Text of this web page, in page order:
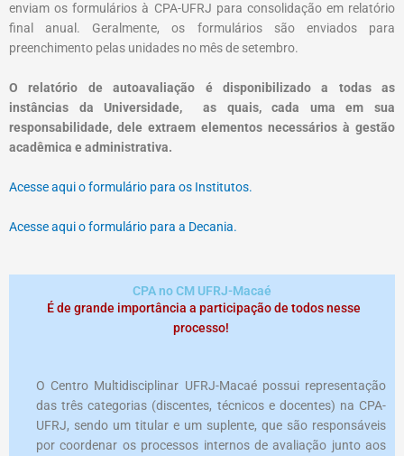
enviam os formulários à CPA-UFRJ para consolidação em relatório
final anual. Geralmente, os formulários são enviados para
preenchimento pelas unidades no mês de setembro.
O relatório de autoavaliação é disponibilizado a todas as
instâncias da Universidade, as quais, cada uma em sua
responsabilidade, dele extraem elementos necessários à gestão
acadêmica e administrativa.
Acesse aqui o formulário para os Institutos.
Acesse aqui o formulário para a Decania.
CPA no CM UFRJ-Macaé
É de grande importância a participação de todos nesse
processo!
O Centro Multidisciplinar UFRJ-Macaé possui representação
das três categorias (discentes, técnicos e docentes) na CPA-
UFRJ, sendo um titular e um suplente, que são responsáveis
por coordenar os processos internos de avaliação junto aos